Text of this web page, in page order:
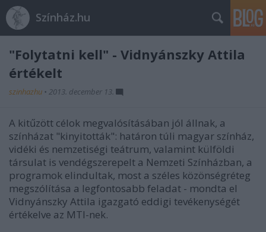
Színház.hu
"Folytatni kell" - Vidnyánszky Attila
értékelt
szinhazhu • 2013. december 13.
A kitűzött célok megvalósításában jól állnak, a
színházat "kinyitották": határon túli magyar színház,
vidéki és nemzetiségi teátrum, valamint külföldi
társulat is vendégszerepelt a Nemzeti Színházban, a
programok elindultak, most a széles közönségréteg
megszólítása a legfontosabb feladat - mondta el
Vidnyánszky Attila igazgató eddigi tevékenységét
értékelve az MTI-nek.